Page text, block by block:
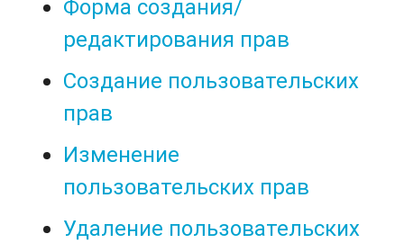
Форма создания/
редактирования прав
Создание пользовательских
прав
Изменение
пользовательских прав
Удаление пользовательских